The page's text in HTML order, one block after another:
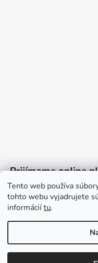
Tento web používa
tohto webu vyjadrujete
informáciítu.
Prijímame online
Copyright 2026